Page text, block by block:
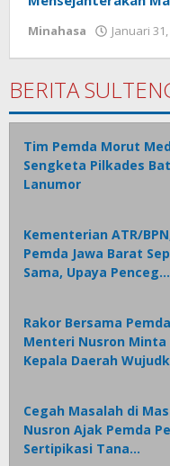
Minahasa Januari
BERITA
Tim Pemda Morut
Sengketa Pilkades
Lanumor
Kementerian ATR/
Pemda Jawa Barat
Sama, Upaya Penceg…
Rakor Bersama
Menteri Nusron Minta
Kepala Daerah
Cegah Masalah di
Nusron Ajak Pemda
Sertipikasi Tana…